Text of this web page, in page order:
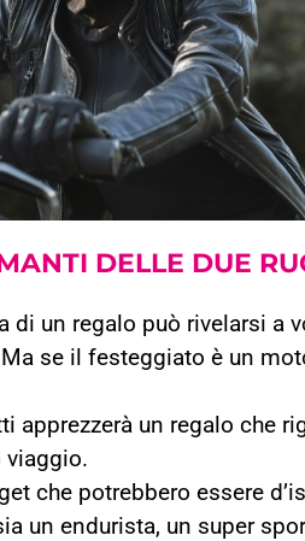
DELLE DUE
di un regalo può rivelarsi a
se il festeggiato è un
apprezzerà un regalo che
viaggio.
che potrebbero essere
un endurista, un super